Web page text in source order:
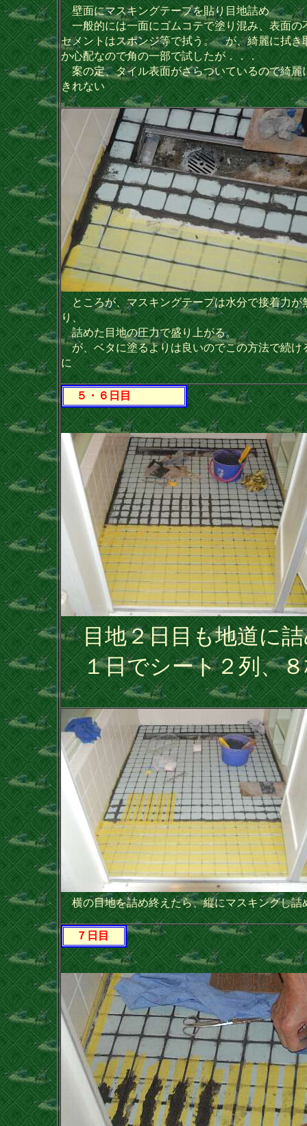
壁面にマスキングテープを貼り目地詰め
一般的には一面にゴムコテで塗り混み、表面の
セメントはスポンジ等で拭う。 が、綺麗に拭き
か心配なので角の一部で試したが．．．
案の定、タイル表面がざらついているので綺麗
きれない
ところが、マスキングテープは水分で接着力が
り、
詰めた目地の圧力で盛り上がる。
が、ベタに塗るよりは良いのでこの方法で続け
に
５・６日目
目地２日目も地道に詰
１日でシート２列、８
横の目地を詰め終えたら、縦にマスキングし詰
７日目